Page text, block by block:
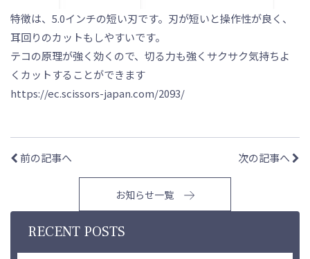
特徴は、5.0インチの短い刃です。刃が短いと操作性が良く、
耳回りのカットもしやすいです。
テコの原理が強く効くので、切る力も強くサクサク気持ちよ
くカットすることができます
https://ec.scissors-japan.com/2093/
前の記事へ 次の記事へ
お知らせ一覧
RECENT POSTS